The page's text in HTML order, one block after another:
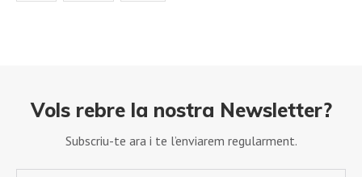
Vols rebre la nostra Newsletter?
Subscriu-te ara i te l’enviarem regularment.